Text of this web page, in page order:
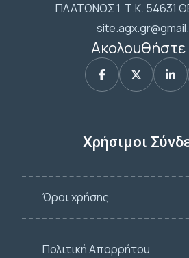
ΠΛΑΤΩΝΟΣ 1 Τ.Κ. 54631
Χρήσιμοι
Όροι χρήσης
Πολιτική Απορρήτου